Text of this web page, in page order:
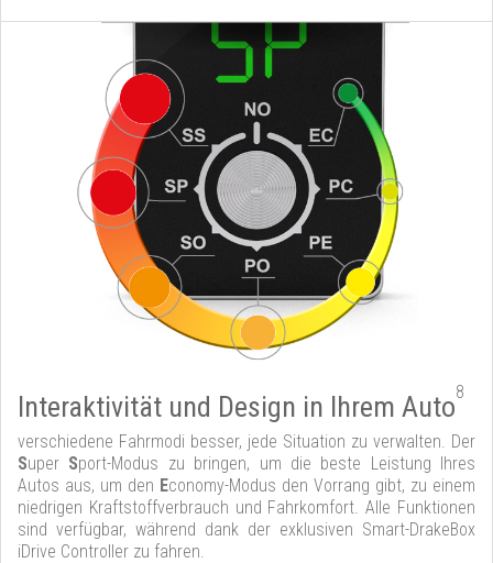
Interaktivität und Design in Ihrem Auto8
verschiedene Fahrmodi besser, jede Situation zu verwalten. Der
Super Sport-Modus zu bringen, um die beste Leistung Ihres
Autos aus, um den Economy-Modus den Vorrang gibt, zu einem
niedrigen Kraftstoffverbrauch und Fahrkomfort. Alle Funktionen
sind verfügbar, während dank der exklusiven Smart-DrakeBox
iDrive Controller zu fahren.